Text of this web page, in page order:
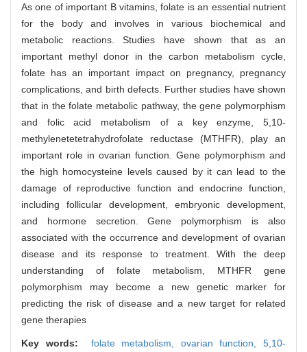
As one of important B vitamins, folate is an essential nutrient
for the body and involves in various biochemical and
metabolic reactions. Studies have shown that as an
important methyl donor in the carbon metabolism cycle,
folate has an important impact on pregnancy, pregnancy
complications, and birth defects. Further studies have shown
that in the folate metabolic pathway, the gene polymorphism
and folic acid metabolism of a key enzyme, 5,10-
methylenetetetrahydrofolate reductase (MTHFR), play an
important role in ovarian function. Gene polymorphism and
the high homocysteine levels caused by it can lead to the
damage of reproductive function and endocrine function,
including follicular development, embryonic development,
and hormone secretion. Gene polymorphism is also
associated with the occurrence and development of ovarian
disease and its response to treatment. With the deep
understanding of folate metabolism, MTHFR gene
polymorphism may become a new genetic marker for
predicting the risk of disease and a new target for related
gene therapies
Key words: folate metabolism, ovarian function,5,10-